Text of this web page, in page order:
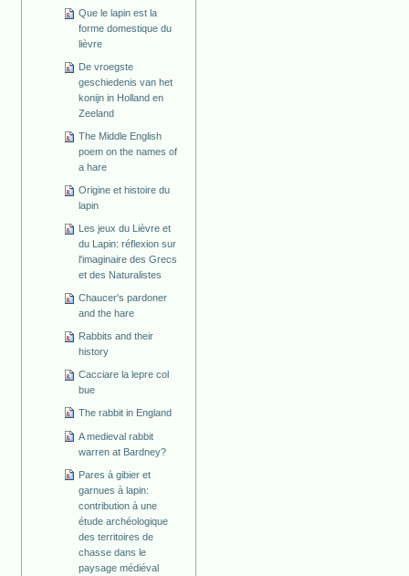
Que le lapin est la
forme domestique du
lièvre
De vroegste
geschiedenis van het
konijn in Holland en
Zeeland
The Middle English
poem on the names of
a hare
Origine et histoire du
lapin
Les jeux du Lièvre et
du Lapin: réflexion sur
l'imaginaire des Grecs
et des Naturalistes
Chaucer's pardoner
and the hare
Rabbits and their
history
Cacciare la lepre col
bue
The rabbit in England
A medieval rabbit
warren at Bardney?
Pares à gibier et
garnues à lapin:
contribution à une
étude archéologique
des territoires de
chasse dans le
paysage médiéval